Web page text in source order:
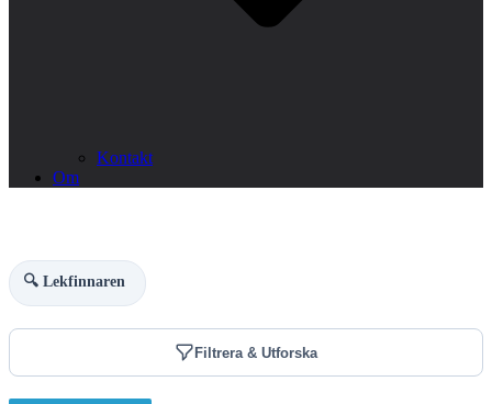
Kontakt
Om
🔍 Lekfinnaren
Filtrera & Utforska